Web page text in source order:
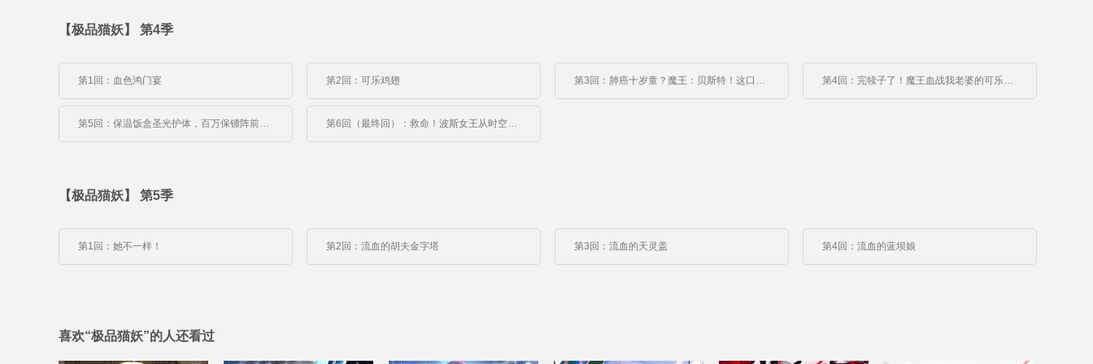
【极品猫妖】 第4季
第1回：血色鸿门宴 第2回：可乐鸡翅 第3回：肺癌十岁童？魔王：贝斯特！这口二手烟喂饱了灭世恨！ 第4回：完犊子了！魔王血战我老婆的可乐鸡翅！
第5回：保温饭盒圣光护体，百万保镖阵前失灵！今夜我家由谁守护？ 第6回（最终回）：救命！波斯女王从时空裂缝里出来砍我老婆！
【极品猫妖】 第5季
第1回：她不一样！ 第2回：流血的胡夫金字塔 第3回：流血的天灵盖 第4回：流血的蓝坝娘
喜欢“极品猫妖”的人还看过